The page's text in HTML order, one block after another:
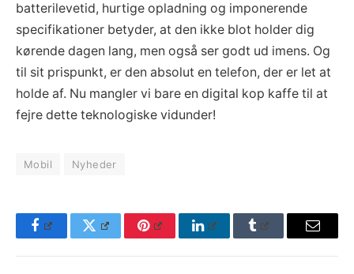
batterilevetid, hurtige opladning og imponerende
specifikationer betyder, at den ikke blot holder dig
kørende dagen lang, men også ser godt ud imens. Og
til sit prispunkt, er den absolut en telefon, der er let at
holde af. Nu mangler vi bare en digital kop kaffe til at
fejre dette teknologiske vidunder!
Mobil Nyheder
FacebookTwitter Pinterest LinkedInTumblr Email